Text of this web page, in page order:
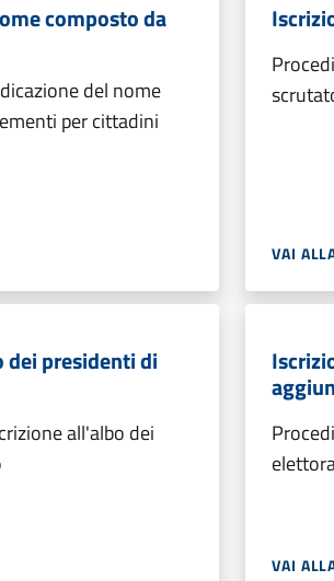
composto da
del nome
per cittadini
VAI
presidenti di
all'albo dei
VAI